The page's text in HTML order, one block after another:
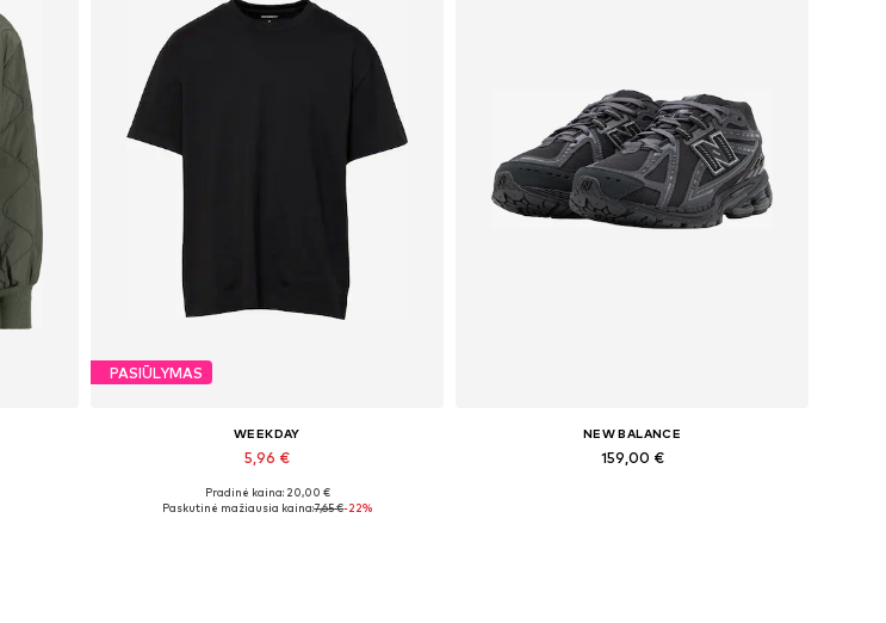
PASIŪLYMAS
WEEKDAY
5,96 €
Galimi dydžiai: XS, S
Pradinė kaina: 20,00 €
Paskutinė mažiausia kaina:7,65 €-22%
NEW BALANCE
159,00 €